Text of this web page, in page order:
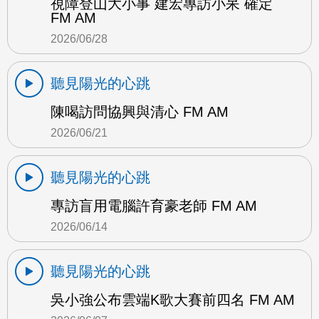
視障登山大小事 建宏專訪小呆 確定
FM AM
2026/06/28
聽見陽光的心跳
陳喝訪問協興與清心 FM AM
2026/06/21
聽見陽光的心跳
專訪盲用電腦許育豪老師 FM AM
2026/06/14
聽見陽光的心跳
吳小強公布雲端K歌大賽前四名 FM AM